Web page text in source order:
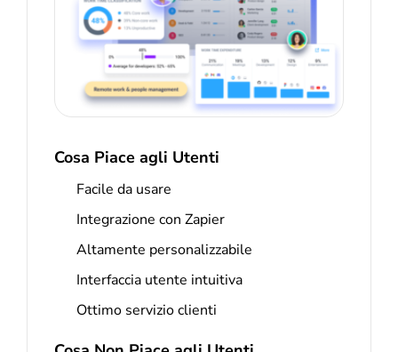
Cosa Piace agli Utenti
Facile da usare
Integrazione con Zapier
Altamente personalizzabile
Interfaccia utente intuitiva
Ottimo servizio clienti